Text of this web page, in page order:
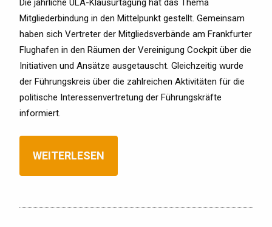
Die jährliche ULA-Klausurtagung hat das Thema
Mitgliederbindung in den Mittelpunkt gestellt. Gemeinsam
haben sich Vertreter der Mitgliedsverbände am Frankfurter
Flughafen in den Räumen der Vereinigung Cockpit über die
Initiativen und Ansätze ausgetauscht. Gleichzeitig wurde
der Führungskreis über die zahlreichen Aktivitäten für die
politische Interessenvertretung der Führungskräfte
informiert.
WEITERLESEN